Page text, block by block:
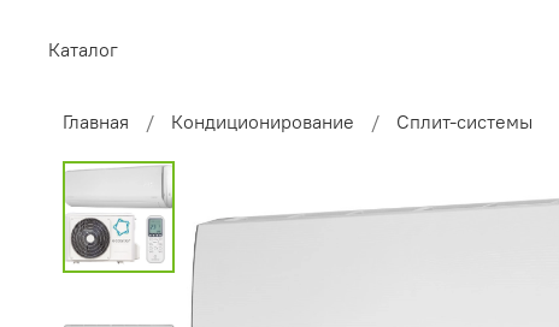
Каталог
Главная Кондиционирование Сплит-системы